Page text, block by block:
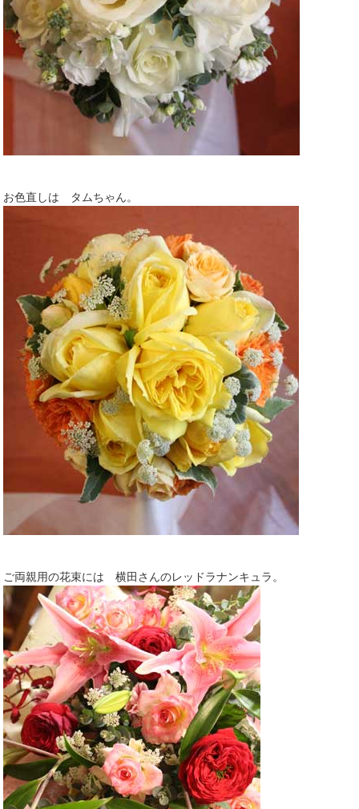
お色直しは タムちゃん。
ご両親用の花束には 横田さんのレッドラナンキュラ。